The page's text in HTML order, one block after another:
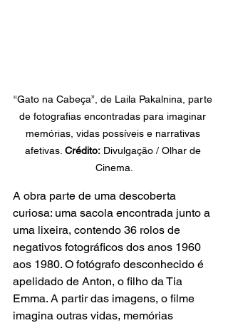
“Gato na Cabeça”, de Laila Pakalnina, parte
de fotografias encontradas para imaginar
memórias, vidas possíveis e narrativas
afetivas. Crédito: Divulgação / Olhar de
Cinema.
A obra parte de uma descoberta
curiosa: uma sacola encontrada junto a
uma lixeira, contendo 36 rolos de
negativos fotográficos dos anos 1960
aos 1980. O fotógrafo desconhecido é
apelidado de Anton, o filho da Tia
Emma. A partir das imagens, o filme
imagina outras vidas, memórias